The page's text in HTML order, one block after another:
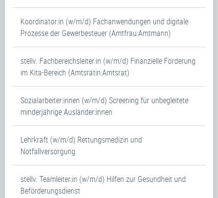
Koordinator:in (w/m/d) Fachanwendungen und digitale
Prozesse der Gewerbesteuer (Amtfrau:Amtmann)
stellv. Fachbereichsleiter:in (w/m/d) Finanzielle Förderung
im Kita-Bereich (Amtsrätin:Amtsrat)
Sozialarbeiter:innen (w/m/d) Screening für unbegleitete
minderjährige Ausländer:innen
Lehrkraft (w/m/d) Rettungsmedizin und
Notfallversorgung
stellv. Teamleiter:in (w/m/d) Hilfen zur Gesundheit und
Beförderungsdienst